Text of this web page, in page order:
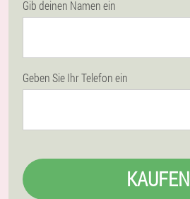
Gib deinen Namen ein
Geben Sie Ihr Telefon ein
KAUFEN